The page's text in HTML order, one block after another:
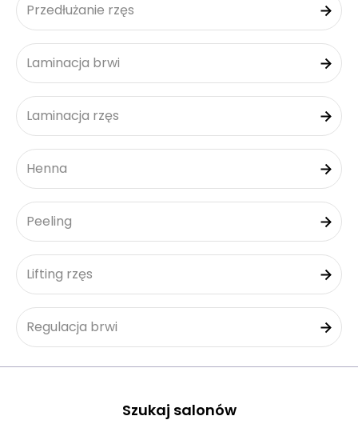
Przedłużanie rzęs
Laminacja brwi
Laminacja rzęs
Henna
Peeling
Lifting rzęs
Regulacja brwi
Szukaj salonów